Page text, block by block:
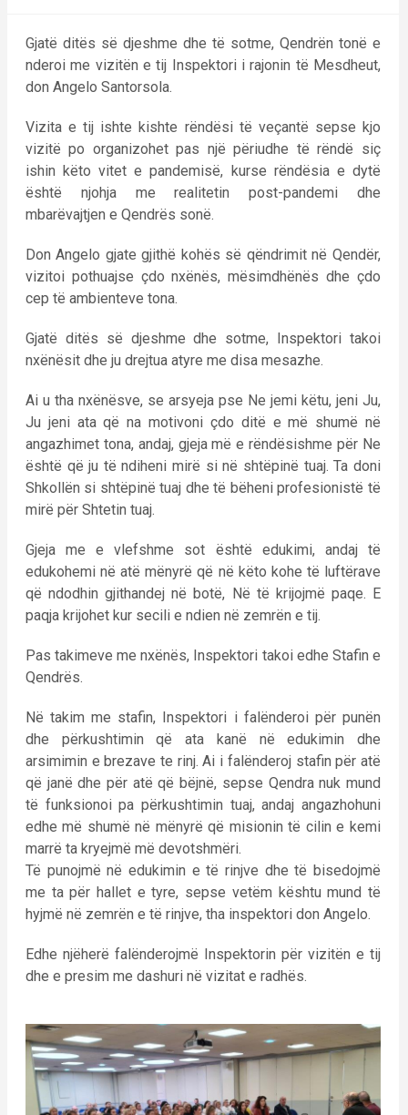
Gjatë ditës së djeshme dhe të sotme, Qendrën tonë e
nderoi me vizitën e tij Inspektori i rajonin të Mesdheut,
don Angelo Santorsola.
Vizita e tij ishte kishte rëndësi të veçantë sepse kjo
vizitë po organizohet pas një përiudhe të rëndë siç
ishin këto vitet e pandemisë, kurse rëndësia e dytë
është njohja me realitetin post-pandemi dhe
mbarëvajtjen e Qendrës sonë.
Don Angelo gjate gjithë kohës së qëndrimit në Qendër,
vizitoi pothuajse çdo nxënës, mësimdhënës dhe çdo
cep të ambienteve tona.
Gjatë ditës së djeshme dhe sotme, Inspektori takoi
nxënësit dhe ju drejtua atyre me disa mesazhe.
Ai u tha nxënësve, se arsyeja pse Ne jemi këtu, jeni Ju,
Ju jeni ata që na motivoni çdo ditë e më shumë në
angazhimet tona, andaj, gjeja më e rëndësishme për Ne
është që ju të ndiheni mirë si në shtëpinë tuaj. Ta doni
Shkollën si shtëpinë tuaj dhe të bëheni profesionistë të
mirë për Shtetin tuaj.
Gjeja me e vlefshme sot është edukimi, andaj të
edukohemi në atë mënyrë që në këto kohe të luftërave
që ndodhin gjithandej në botë, Në të krijojmë paqe. E
paqja krijohet kur secili e ndien në zemrën e tij.
Pas takimeve me nxënës, Inspektori takoi edhe Stafin e
Qendrës.
Në takim me stafin, Inspektori i falënderoi për punën
dhe përkushtimin që ata kanë në edukimin dhe
arsimimin e brezave te rinj. Ai i falënderoj stafin për atë
që janë dhe për atë që bëjnë, sepse Qendra nuk mund
të funksionoi pa përkushtimin tuaj, andaj angazhohuni
edhe më shumë në mënyrë që misionin të cilin e kemi
marrë ta kryejmë më devotshmëri.
Të punojmë në edukimin e të rinjve dhe të bisedojmë
me ta për hallet e tyre, sepse vetëm kështu mund të
hyjmë në zemrën e të rinjve, tha inspektori don Angelo.
Edhe njëherë falënderojmë Inspektorin për vizitën e tij
dhe e presim me dashuri në vizitat e radhës.